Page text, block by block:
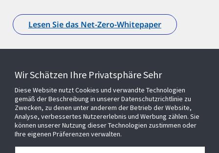
Lesen Sie das Net-Zero-Whitepaper
Wir Schätzen Ihre Privatsphäre Sehr
Diese Website nutzt Cookies und verwandte Technologien
gemäß der Beschreibung in unserer Datenschutzrichtlinie zu
Zwecken, zu denen unter anderem der Betrieb der Website,
Analyse, verbessertes Nutzererlebnis und Werbung zählen. Sie
können unserer Nutzung dieser Technologien zustimmen oder
Ihre eigenen Präferenzen verwalten.